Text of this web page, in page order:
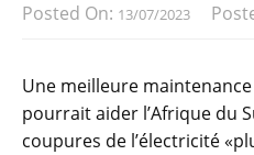
Posted On: 13/07/2023
Une meilleure
pourrait aider l’Afrique du
coupures de l’électricité